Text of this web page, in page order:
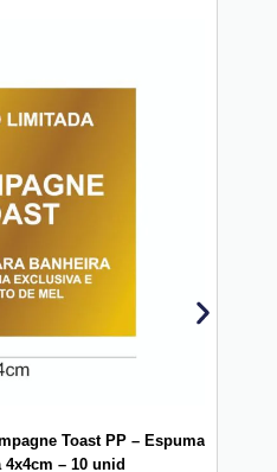
Toast PP – Espuma
– 10 unid